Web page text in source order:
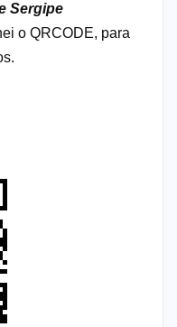
Sergipe
o QRCODE, para